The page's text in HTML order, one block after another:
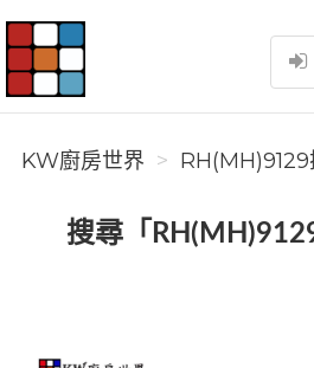
KW廚房世界
KW廚房世界 RH(MH)9129
搜尋「